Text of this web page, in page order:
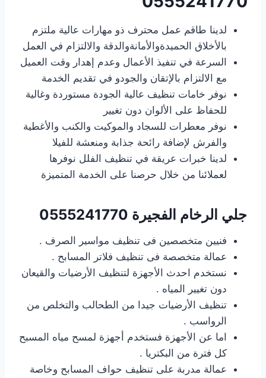
لدينا طاقم عمل محترف ذو مهارات عالية ملتزم
بالأخلاق الحميدةوالأمانةوالدقة والالتزام في العمل
السرعة في تنفيذ الأعمال وعدم إهدار وقت العميل
مع الالتزام بالإتقان والجودو في تقديم الخدمة
نوفر خامات تنظيف عالية الجودة مستوردة وغالية
للحفاظ على الألوان دون تغيير
نوفر معطرات للسجاد والموكيت والكنب والأغطية
والفرش لإضافة رائحة جذابة ومنعشة للفيلا
لدينا خبرات عريقة في تنظيف الفلل نوفرها
لعملائنا من خلال حرصنا على الخدمة المتميزة
جلي الرخام الفجيرة 0555241770
فنيين متخصصين فى تنظيف مواسير الصرف .
عمالة متخصصة فى تنظيف فلاتر المسابح .
نستخدم احدث الأجهزة لتنظيف الأرضيات والقيعان
دون تغيير المياه .
تنظيف الأرضيات جيدا من الطحالب والتخلص من
الرواسب .
اما عن الأجهزة فستخدم أجهزة لمسح مياه المسبح
كل فترة من البكتريا .
عمالة مدربة على تنظيف حواف المسابح وخاصة